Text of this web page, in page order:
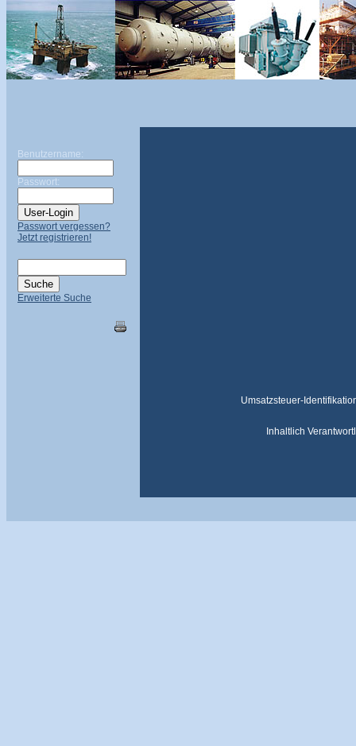
Benutzername:
Passwort:
Passwort vergessen?
Jetzt registrieren!
Erweiterte Suche
Umsatzsteuer-
Inhaltlich